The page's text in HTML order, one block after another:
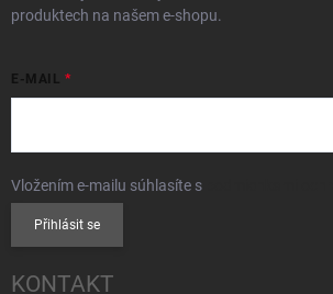
produktech na našem e-shopu.
E-MAIL
Vložením e-mailu súhlasíte s
Přihlásit se
KONTAKT